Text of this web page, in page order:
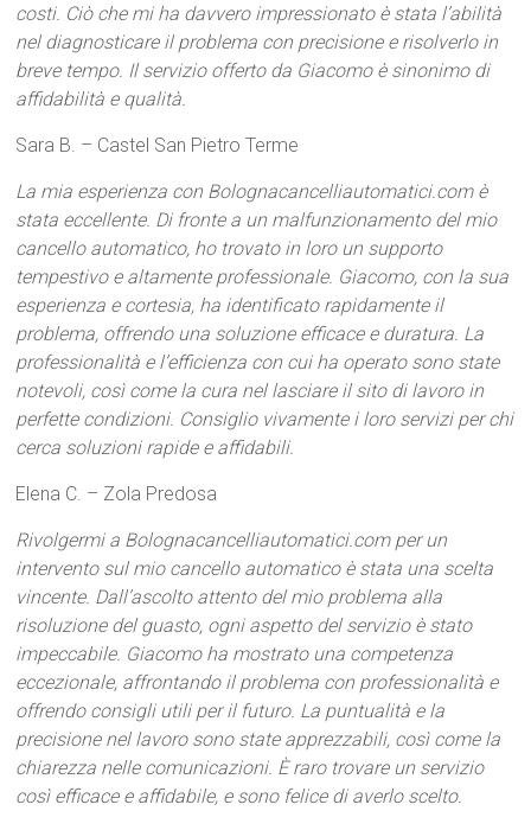
costi. Ciò che mi ha davvero impressionato è stata l’abilità
nel diagnosticare il problema con precisione e risolverlo in
breve tempo. Il servizio offerto da Giacomo è sinonimo di
affidabilità e qualità.
Sara B. – Castel San Pietro Terme
La mia esperienza con Bolognacancelliautomatici.com è
stata eccellente. Di fronte a un malfunzionamento del mio
cancello automatico, ho trovato in loro un supporto
tempestivo e altamente professionale. Giacomo, con la sua
esperienza e cortesia, ha identificato rapidamente il
problema, offrendo una soluzione efficace e duratura. La
professionalità e l’efficienza con cui ha operato sono state
notevoli, così come la cura nel lasciare il sito di lavoro in
perfette condizioni. Consiglio vivamente i loro servizi per chi
cerca soluzioni rapide e affidabili.
Elena C. – Zola Predosa
Rivolgermi a Bolognacancelliautomatici.com per un
intervento sul mio cancello automatico è stata una scelta
vincente. Dall’ascolto attento del mio problema alla
risoluzione del guasto, ogni aspetto del servizio è stato
impeccabile. Giacomo ha mostrato una competenza
eccezionale, affrontando il problema con professionalità e
offrendo consigli utili per il futuro. La puntualità e la
precisione nel lavoro sono state apprezzabili, così come la
chiarezza nelle comunicazioni. È raro trovare un servizio
così efficace e affidabile, e sono felice di averlo scelto.